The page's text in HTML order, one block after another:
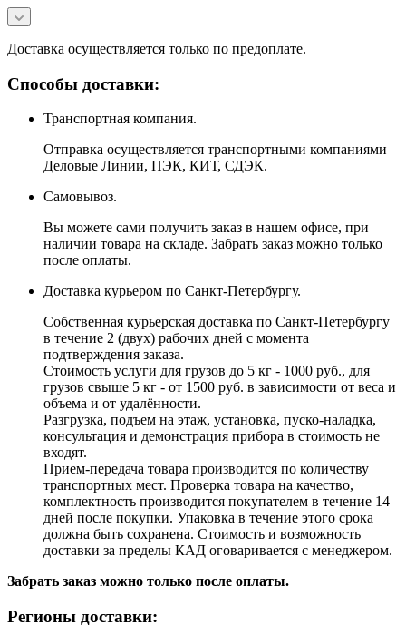
Доставка осуществляется только по предоплате.
Способы доставки:
Транспортная компания.
Отправка осуществляется транспортными компаниями
Деловые Линии, ПЭК, КИТ, СДЭК.
Самовывоз.
Вы можете сами получить заказ в нашем офисе, при
наличии товара на складе. Забрать заказ можно только
после оплаты.
Доставка курьером по Санкт-Петербургу.
Собственная курьерская доставка по Санкт-Петербургу
в течение 2 (двух) рабочих дней с момента
подтверждения заказа.
Стоимость услуги для грузов до 5 кг - 1000 руб., для
грузов свыше 5 кг - от 1500 руб. в зависимости от веса и
объема и от удалённости.
Разгрузка, подъем на этаж, установка, пуско-наладка,
консультация и демонстрация прибора в стоимость не
входят.
Прием-передача товара производится по количеству
транспортных мест. Проверка товара на качество,
комплектность производится покупателем в течение 14
дней после покупки. Упаковка в течение этого срока
должна быть сохранена. Стоимость и возможность
доставки за пределы КАД оговаривается с менеджером.
Забрать заказ можно только после оплаты.
Регионы доставки: